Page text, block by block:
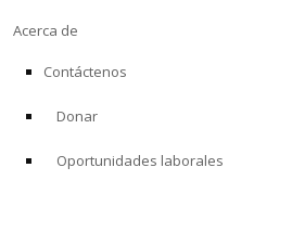
Acerca de
Contáctenos
Donar
Oportunidades laborales